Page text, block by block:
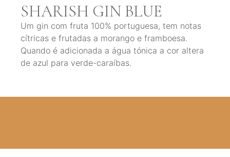
SHARISH GIN BLUE
Um gin com fruta 100% portuguesa, tem notas
cítricas e frutadas a morango e framboesa.
Quando é adicionada a água tónica a cor altera
de azul para verde-caraíbas.